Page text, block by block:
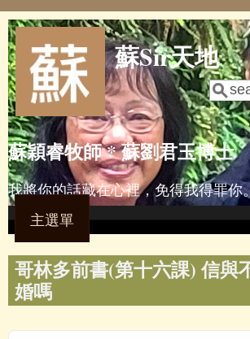
Skip to main content
蘇Sir天地
蘇穎睿牧師 * 蘇劉君玉博士
我將你的話藏在心裡，免得我得罪你
主選單
哥林多前書(第十六課) 信與
婚嗎